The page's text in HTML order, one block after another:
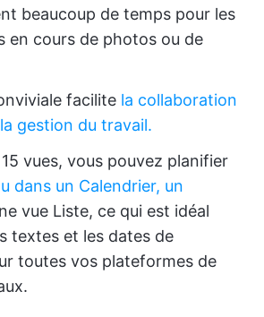
beaucoup de temps pour les
en cours de photos ou de
facilite la collaboration
gestion du travail.
vues, vous pouvez planifier
dans un Calendrier, un
vue Liste, ce qui est idéal
textes et les dates de
toutes vos plateformes de